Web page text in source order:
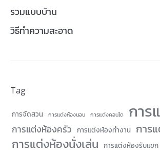
รวมแบบบ้าน
วิธีทำความสะอาด
Tag
การจัดสวน การเเต่งห้องนอน การแต่งคอนโด การ
การแต่งห้องครัว การแต่งห้องทำงาน การ
การแต่งห้องนั่งเล่น การแต่งห้องรับแขก